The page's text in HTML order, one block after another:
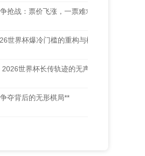
抢战：票价飞涨，一票难求**
世界杯爆冷门槛的重构与概率模
2026世界杯长传轨迹的无声修正
夺背后的无形棋局**